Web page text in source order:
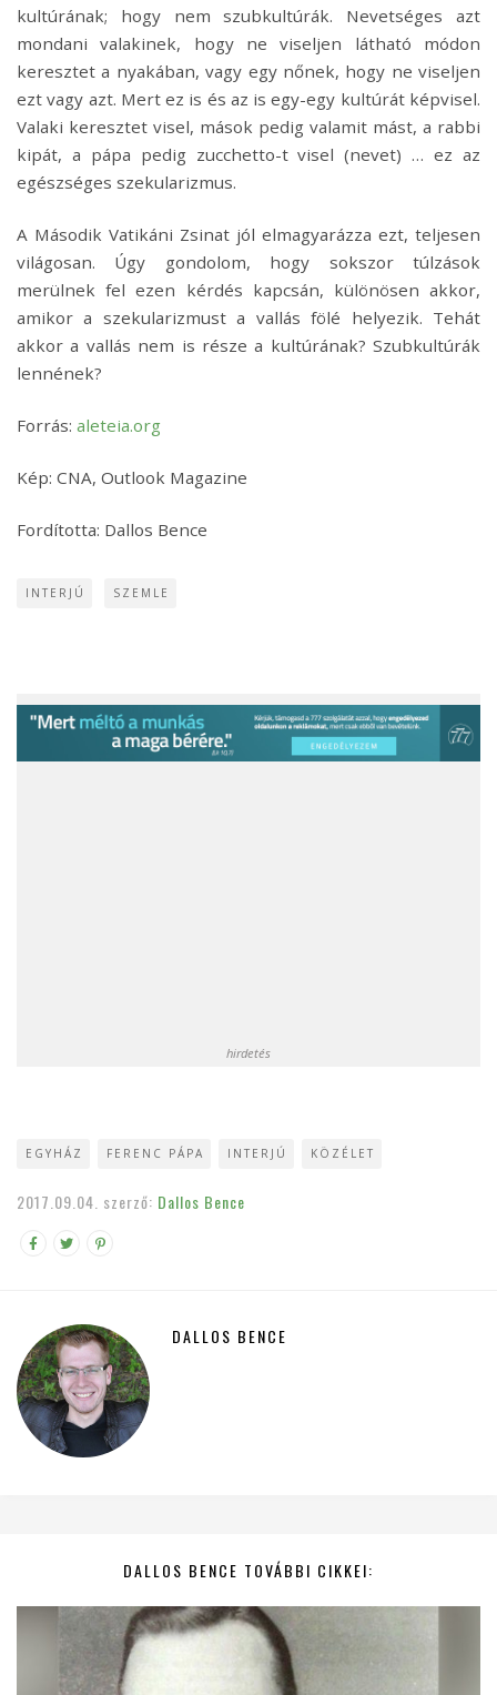
kultúrának; hogy nem szubkultúrák. Nevetséges azt
mondani valakinek, hogy ne viseljen látható módon
keresztet a nyakában, vagy egy nőnek, hogy ne viseljen
ezt vagy azt. Mert ez is és az is egy-egy kultúrát képvisel.
Valaki keresztet visel, mások pedig valamit mást, a rabbi
kipát, a pápa pedig zucchetto-t visel (nevet) … ez az
egészséges szekularizmus.
A Második Vatikáni Zsinat jól elmagyarázza ezt, teljesen
világosan. Úgy gondolom, hogy sokszor túlzások
merülnek fel ezen kérdés kapcsán, különösen akkor,
amikor a szekularizmust a vallás fölé helyezik. Tehát
akkor a vallás nem is része a kultúrának? Szubkultúrák
lennének?
Forrás: aleteia.org
Kép: CNA, Outlook Magazine
Fordította: Dallos Bence
INTERJÚ SZEMLE
hirdetés
EGYHÁZ FERENC PÁPA INTERJÚ KÖZÉLET
2017.09.04. szerző: Dallos Bence
DALLOS BENCE
DALLOS BENCE TOVÁBBI CIKKEI: